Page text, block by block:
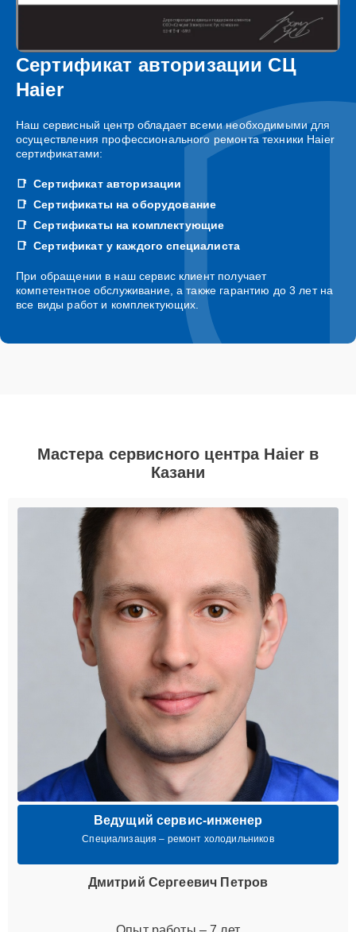
Сертификат авторизации СЦ
Haier
Наш сервисный центр обладает всеми необходимыми для
осуществления профессионального ремонта техники Haier
сертификатами:
Сертификат авторизации
Сертификаты на оборудование
Сертификаты на комплектующие
Сертификат у каждого специалиста
При обращении в наш сервис клиент получает
компетентное обслуживание, а также гарантию до 3 лет на
все виды работ и комплектующих.
Мастера сервисного центра Haier в
Казани
Ведущий сервис-инженер
Специализация – ремонт холодильников
Дмитрий Сергеевич Петров